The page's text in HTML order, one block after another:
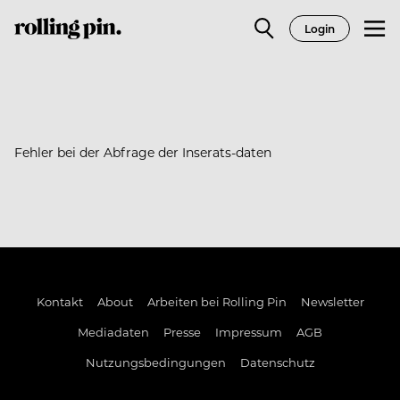
Login
Fehler bei der Abfrage der Inserats-daten
Kontakt About Arbeiten bei Rolling Pin
Newsletter
Mediadaten
Presse Impressum
AGB
Nutzungsbedingungen
Datenschutz